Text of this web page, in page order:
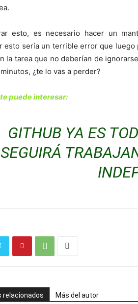
esto, es necesario hacer un
esto sería un terrible error que
la tarea que no deberían de
¿te lo vas a perder?
puede interesar:
GITHUB YA ES
SEGUIRÁ
relacionados Más del autor